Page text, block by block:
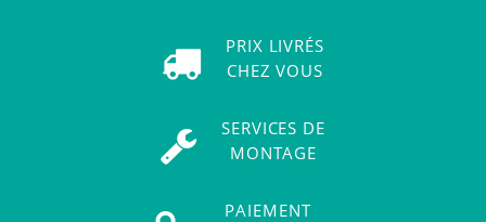
PRIX LIVRÉS
CHEZ VOUS
SERVICES DE
MONTAGE
PAIEMENT